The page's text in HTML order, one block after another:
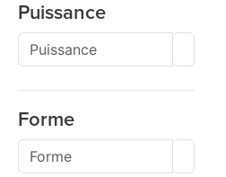
Puissance
Forme